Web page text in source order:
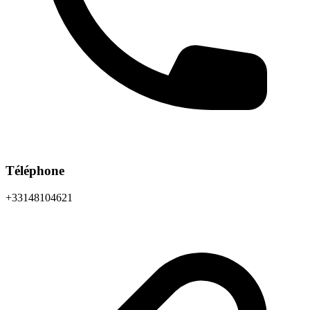
Téléphone
+33148104621